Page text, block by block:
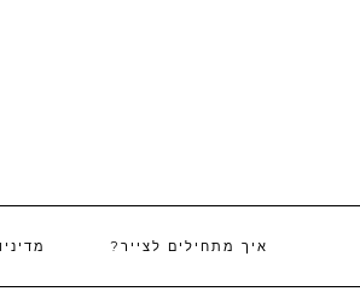
איך מתחילים לצייר?